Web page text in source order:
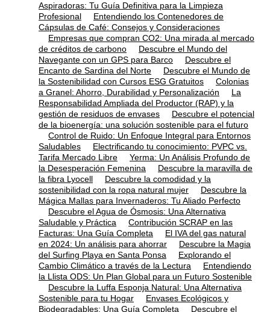
Aspiradoras: Tu Guía Definitiva para la Limpieza
Profesional
Entendiendo los Contenedores de
Cápsulas de Café: Consejos y Consideraciones
Empresas que compran CO2: Una mirada al mercado
de créditos de carbono
Descubre el Mundo del
Navegante con un GPS para Barco
Descubre el
Encanto de Sardina del Norte
Descubre el Mundo de
la Sostenibilidad con Cursos ESG Gratuitos
Colonias
a Granel: Ahorro, Durabilidad y Personalización
La
Responsabilidad Ampliada del Productor (RAP) y la
gestión de residuos de envases
Descubre el potencial
de la bioenergía: una solución sostenible para el futuro
Control de Ruido: Un Enfoque Integral para Entornos
Saludables
Electrificando tu conocimiento: PVPC vs.
Tarifa Mercado Libre
Yerma: Un Análisis Profundo de
la Desesperación Femenina
Descubre la maravilla de
la fibra Lyocell
Descubre la comodidad y la
sostenibilidad con la ropa natural mujer
Descubre la
Mágica Mallas para Invernaderos: Tu Aliado Perfecto
Descubre el Agua de Ósmosis: Una Alternativa
Saludable y Práctica
Contribución SCRAP en las
Facturas: Una Guía Completa
El IVA del gas natural
en 2024: Un análisis para ahorrar
Descubre la Magia
del Surfing Playa en Santa Ponsa
Explorando el
Cambio Climático a través de la Lectura
Entendiendo
la Llista ODS: Un Plan Global para un Futuro Sostenible
Descubre la Luffa Esponja Natural: Una Alternativa
Sostenible para tu Hogar
Envases Ecológicos y
Biodegradables: Una Guía Completa
Descubre el